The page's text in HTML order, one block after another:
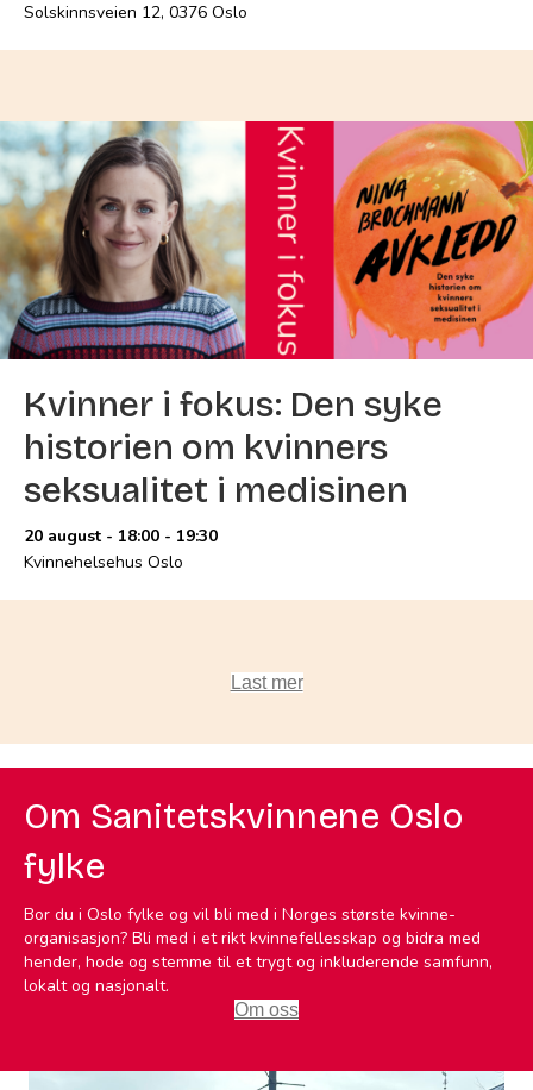
Solskinnsveien 12, 0376 Oslo
Kvinner i fokus: Den syke
historien om kvinners
seksualitet i medisinen
20 august - 18:00 - 19:30
Kvinnehelsehus Oslo
Last mer
Om Sanitetskvinnene Oslo
fylke
Bor du i Oslo fylke og vil bli med i Norges største kvinne­
organisasjon? Bli med i et rikt kvinne­fellesskap og bidra med
hender, hode og stemme til et trygt og inkluderende samfunn,
lokalt og nasjonalt.
Om oss